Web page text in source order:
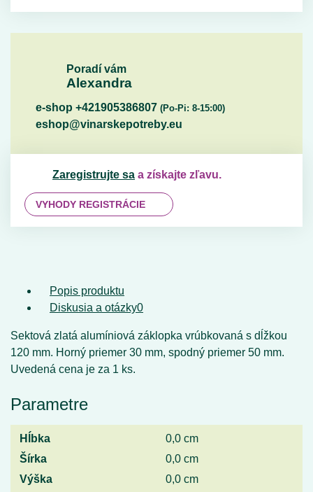
Poradí vám
Alexandra
e-shop +421905386807 (Po-Pi: 8-15:00)
eshop@vinarskepotreby.eu
Zaregistrujte sa a získajte zľavu.
VYHODY REGISTRÁCIE
Popis produktu
Diskusia a otázky0
Sektová zlatá alumíniová záklopka vrúbkovaná s dĺžkou
120 mm. Horný priemer 30 mm, spodný priemer 50 mm.
Uvedená cena je za 1 ks.
Parametre
Hĺbka
0,0 cm
Šírka
0,0 cm
Výška
0,0 cm